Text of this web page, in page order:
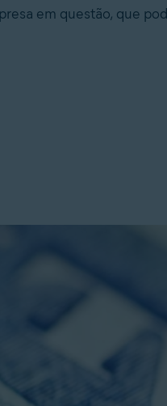
em questão, que